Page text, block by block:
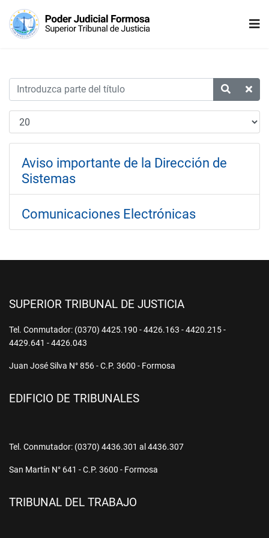
Aviso importante de la Dirección de
Sistemas
Comunicaciones Electrónicas
SUPERIOR TRIBUNAL DE JUSTICIA
Tel. Conmutador: (0370) 4425.190 - 4426.163 - 4420.215 -
4429.641 - 4426.043
Juan José Silva N° 856 - C.P. 3600 - Formosa
EDIFICIO DE TRIBUNALES
Tel. Conmutador: (0370) 4436.301 al 4436.307
San Martín N° 641 - C.P. 3600 - Formosa
TRIBUNAL DEL TRABAJO